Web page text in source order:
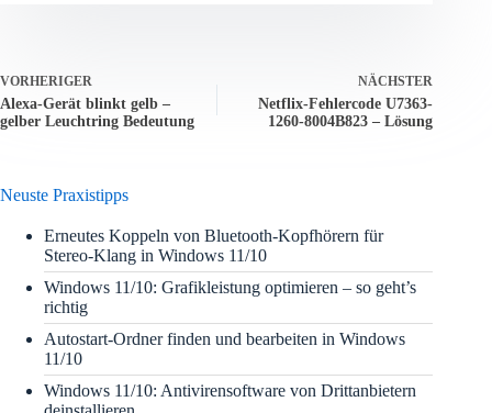
VORHERIGER
Alexa-Gerät blinkt gelb –
gelber Leuchtring Bedeutung
NÄCHSTER
Netflix-Fehlercode U7363-
1260-8004B823 – Lösung
Neuste Praxistipps
Erneutes Koppeln von Bluetooth-Kopfhörern für
Stereo-Klang in Windows 11/10
Windows 11/10: Grafikleistung optimieren – so geht’s
richtig
Autostart-Ordner finden und bearbeiten in Windows
11/10
Windows 11/10: Antivirensoftware von Drittanbietern